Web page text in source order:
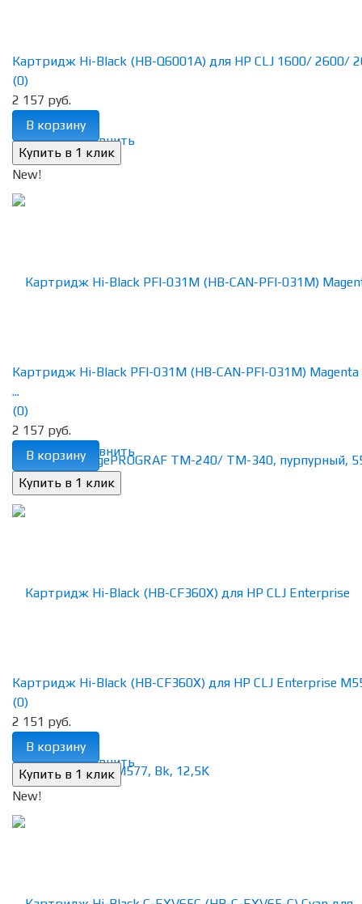
избранное сравнить
Картридж Hi-Black (HB-Q6001A) для HP CLJ 1600/ 2600/
(0)
2 157 руб.
В корзину
New!
избранное сравнить
Картридж Hi-Black PFI-031M (HB-CAN-PFI-031M) Magenta
...
(0)
2 157 руб.
В корзину
избранное сравнить
Картридж Hi-Black (HB-CF360X) для HP CLJ Enterprise
(0)
2 151 руб.
В корзину
New!